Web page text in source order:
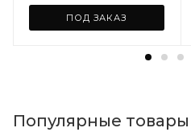
ПОД ЗАКАЗ
Популярные товары